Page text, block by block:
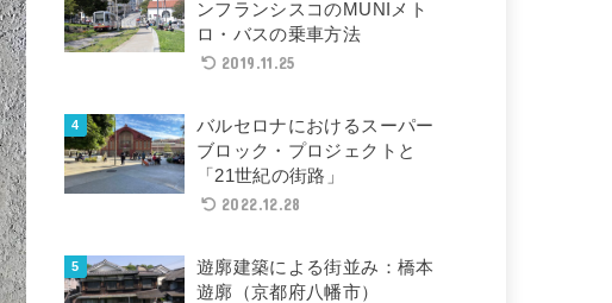
ンフランシスコのMUNIメト
ロ・バスの乗車方法
2019.11.25
バルセロナにおけるスーパー
ブロック・プロジェクトと
「21世紀の街路」
2022.12.28
遊廓建築による街並み：橋本
遊廓（京都府八幡市）